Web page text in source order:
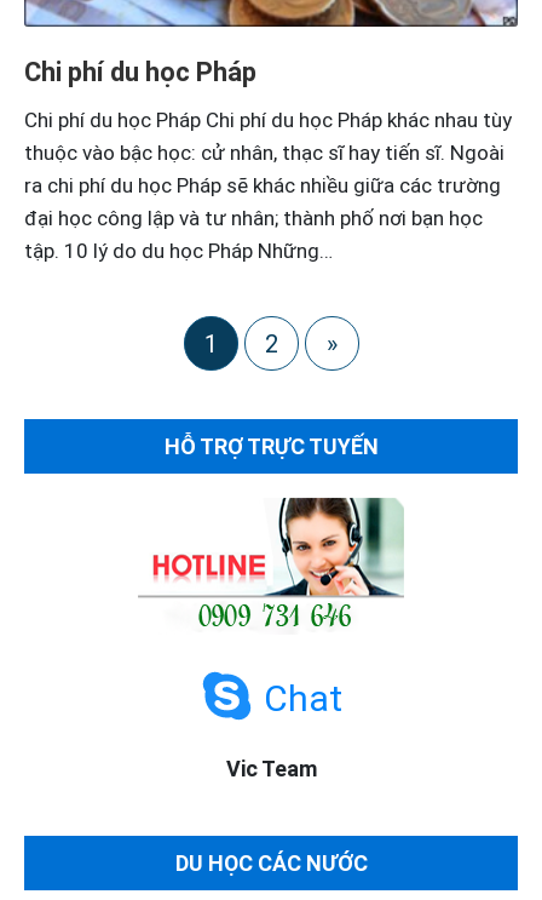
Chi phí du học Pháp
Chi phí du học Pháp Chi phí du học Pháp khác nhau tùy
thuộc vào bậc học: cử nhân, thạc sĩ hay tiến sĩ. Ngoài
ra chi phí du học Pháp sẽ khác nhiều giữa các trường
đại học công lập và tư nhân; thành phố nơi bạn học
tập. 10 lý do du học Pháp Những…
1 2 »
HỖ TRỢ TRỰC TUYẾN
Chat
Vic Team
DU HỌC CÁC NƯỚC